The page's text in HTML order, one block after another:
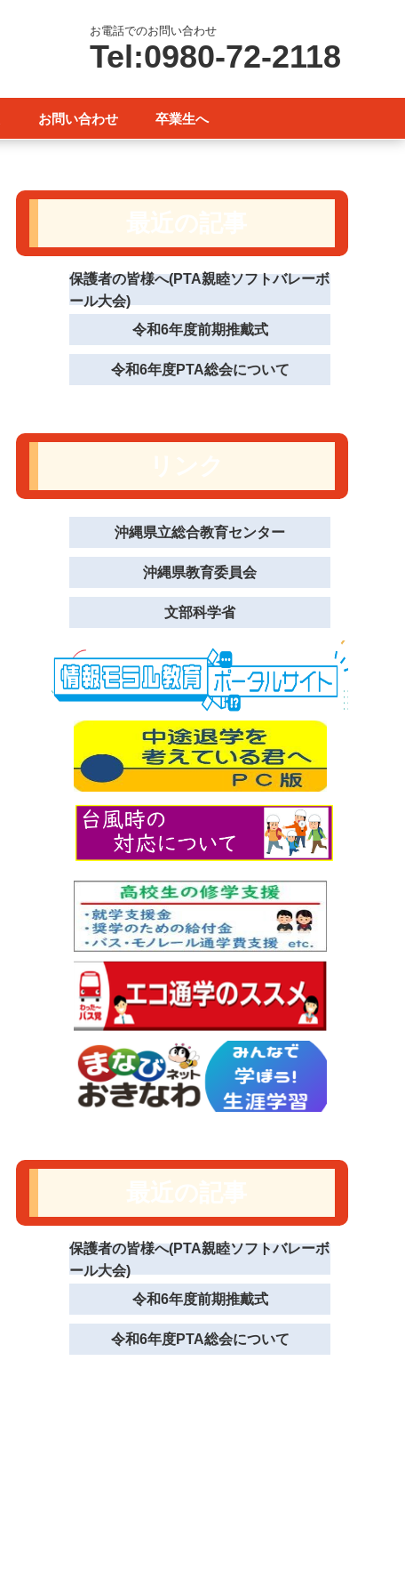
お電話でのお問い合わせ
Tel:0980-72-2118
お問い合わせ 卒業生へ
保護者の皆様へ(PTA親睦ソフトバレーボ
ール大会)
令和6年度前期推戴式
令和6年度PTA総会について
沖縄県立総合教育センター
沖縄県教育委員会
文部科学省
保護者の皆様へ(PTA親睦ソフトバレーボ
ール大会)
令和6年度前期推戴式
令和6年度PTA総会について